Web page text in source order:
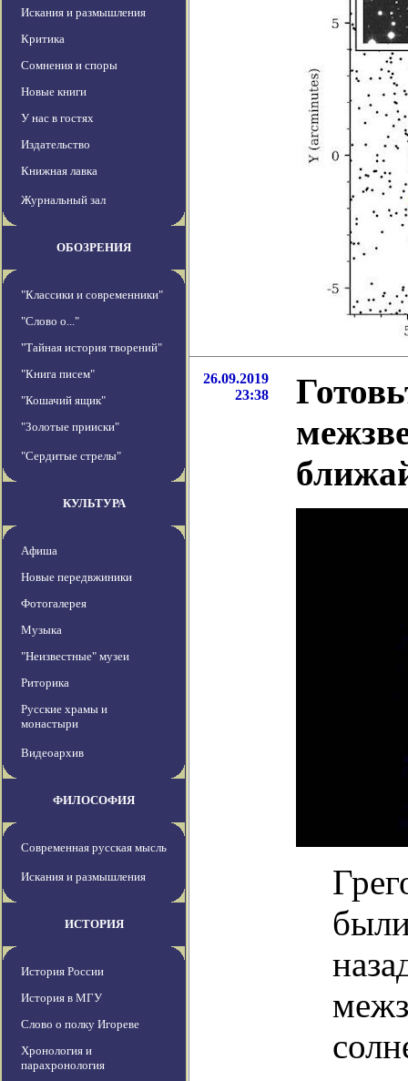
Искания и размышления
Критика
Сомнения и споры
Новые книги
У нас в гостях
Издательство
Книжная лавка
Журнальный зал
ОБОЗРЕНИЯ
"Классики и современники"
"Слово о..."
"Тайная история творений"
"Книга писем"
"Кошачий ящик"
"Золотые прииски"
"Сердитые стрелы"
КУЛЬТУРА
Афиша
Новые передвжиники
Фотогалерея
Музыка
"Неизвестные" музеи
Риторика
Русские храмы и
монастыри
Видеоархив
ФИЛОСОФИЯ
Современная русская мысль
Искания и размышления
ИСТОРИЯ
История России
История в МГУ
Слово о полку Игореве
Хронология и
парахронология
26.09.2019
23:38